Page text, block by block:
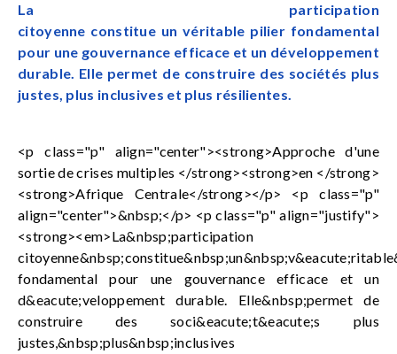
La participation
citoyenne constitue un véritable pilier fondamental
pour une gouvernance efficace et un développement
durable. Elle permet de construire des sociétés plus
justes, plus inclusives et plus résilientes.
<p class="p" align="center"><strong>Approche d'une
sortie de crises multiples </strong><strong>en </strong>
<strong>Afrique Centrale</strong></p> <p class="p"
align="center">&nbsp;</p> <p class="p" align="justify">
<strong><em>La&nbsp;participation
fondamental pour une gouvernance efficace et un
d&eacute;veloppement durable. Elle&nbsp;permet de
construire des soci&eacute;t&eacute;s plus
justes,&nbsp;plus&nbsp;inclusives